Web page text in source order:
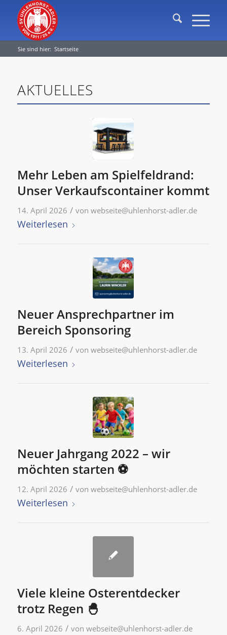
Sie sind hier: Startseite
AKTUELLES
Mehr Leben am Spielfeldrand:
Unser Verkaufscontainer kommt
14. April 2026 / von webseite@uhlenhorst-adler.de
Weiterlesen
Neuer Ansprechpartner im
Bereich Sponsoring
13. April 2026 / von webseite@uhlenhorst-adler.de
Weiterlesen
Neuer Jahrgang 2022 – wir
möchten starten ⚽
12. April 2026 / von webseite@uhlenhorst-adler.de
Weiterlesen
Viele kleine Osterentdecker
trotz Regen 🐣
6. April 2026 / von webseite@uhlenhorst-adler.de